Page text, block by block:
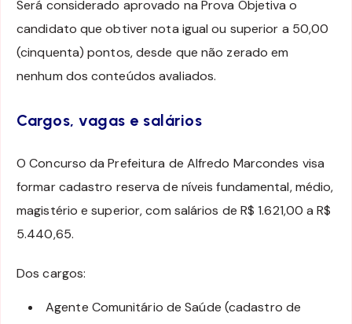
Será considerado aprovado na Prova Objetiva o
candidato que obtiver nota igual ou superior a 50,00
(cinquenta) pontos, desde que não zerado em
nenhum dos conteúdos avaliados.
Cargos, vagas e salários
O Concurso da Prefeitura de Alfredo Marcondes visa
formar cadastro reserva de níveis fundamental, médio,
magistério e superior, com salários de R$ 1.621,00 a R$
5.440,65.
Dos cargos:
Agente Comunitário de Saúde (cadastro de